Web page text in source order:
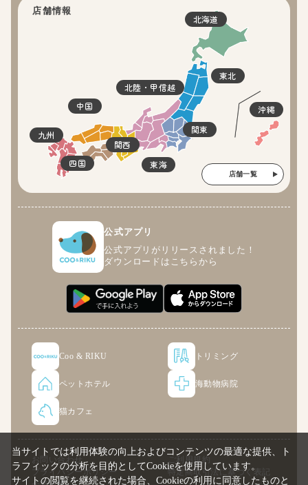
店舗情報
北海道
東北
関東
北陸・甲信越
東海
関西
四国
中国
九州
沖縄
店舗一覧
公式アプリ
公式アプリがリリースされました！
ダウンロードはこちらから
Coo & RIKU トリミング
ペットホテル 海動物病院
猫カフェ
お問い合わせ
ご利用規約
プライバシーポリシー
特定商取引法に基づく表記
当サイトでは利用体験の向上およびコンテンツの最適な提供、ト
ラフィックの分析を目的としてCookieを使用しています。
サイトの閲覧を継続された場合、Cookieの利用に同意したものと